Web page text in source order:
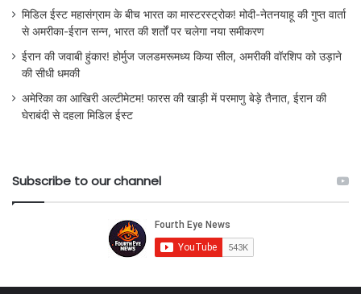
मिडिल ईस्ट महासंग्राम के बीच भारत का मास्टरस्ट्रोक! मोदी-नेतनयाहू की गुप्त वार्ता
से अमरीका-ईरान सन्न, भारत की शर्तों पर चलेगा नया समीकरण
ईरान की जवाबी हुंकार! होर्मुज जलडमरूमध्य किया सील, अमरीकी वॉरशिप को उड़ाने
की सीधी धमकी
अमेरिका का आखिरी अल्टीमेटम! फारस की खाड़ी में परमाणु बेड़े तैनात, ईरान की
घेराबंदी से दहला मिडिल ईस्ट
Subscribe to our channel